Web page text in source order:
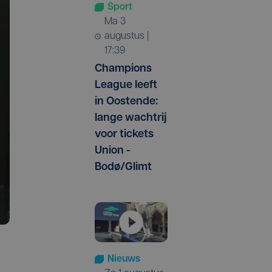
Sport
ma 3
augustus |
17:39
Champions
League leeft
in Oostende:
lange wachtrij
voor tickets
Union -
Bodø/Glimt
Nieuws